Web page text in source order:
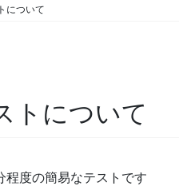
について
トについて
程度の簡易なテストです